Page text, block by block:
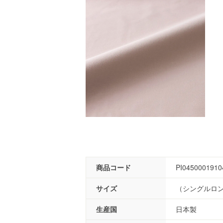
商品コード
サイズ （シングルロ
生産国 日本製